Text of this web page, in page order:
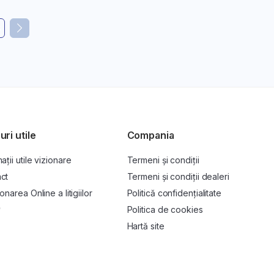
oferă
cu
utile
utile vizionare
Online a litigiilor
Compania
Termeni și condiții
Termeni și condiții dealeri
Politică confidențialitate
Politica de cookies
Hartă site